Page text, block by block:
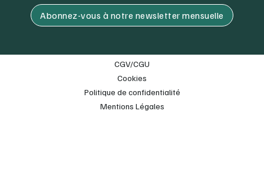
Abonnez-vous à notre newsletter mensuelle
CGV/CGU
Cookies
Politique de confidentialité
Mentions Légales